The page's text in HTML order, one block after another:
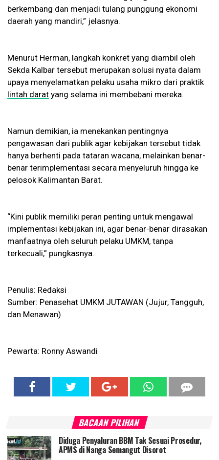
berkembang dan menjadi tulang punggung ekonomi
daerah yang mandiri,” jelasnya.
Menurut Herman, langkah konkret yang diambil oleh
Sekda Kalbar tersebut merupakan solusi nyata dalam
upaya menyelamatkan pelaku usaha mikro dari praktik
lintah darat yang selama ini membebani mereka.
Namun demikian, ia menekankan pentingnya
pengawasan dari publik agar kebijakan tersebut tidak
hanya berhenti pada tataran wacana, melainkan benar-
benar terimplementasi secara menyeluruh hingga ke
pelosok Kalimantan Barat.
“Kini publik memiliki peran penting untuk mengawal
implementasi kebijakan ini, agar benar-benar dirasakan
manfaatnya oleh seluruh pelaku UMKM, tanpa
terkecuali,” pungkasnya.
Penulis: Redaksi
Sumber: Penasehat UMKM JUTAWAN (Jujur, Tangguh,
dan Menawan)
Pewarta: Ronny Aswandi
BACAAN PILIHAN
Diduga Penyaluran BBM Tak Sesuai Prosedur,
APMS di Nanga Semangut Disorot